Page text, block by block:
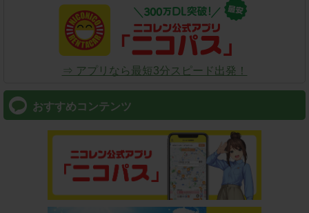
⇒ アプリなら最短3分スピード出発！
おすすめコンテンツ